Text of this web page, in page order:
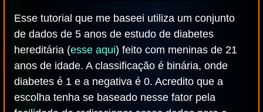
Esse tutorial que me baseei utiliza um conjunto
de dados de 5 anos de estudo de diabetes
hereditária (esse aqui) feito com meninas de 21
anos de idade. A classificação é binária, onde
diabetes é 1 e a negativa é 0. Acredito que a
escolha tenha se baseado nesse fator pela